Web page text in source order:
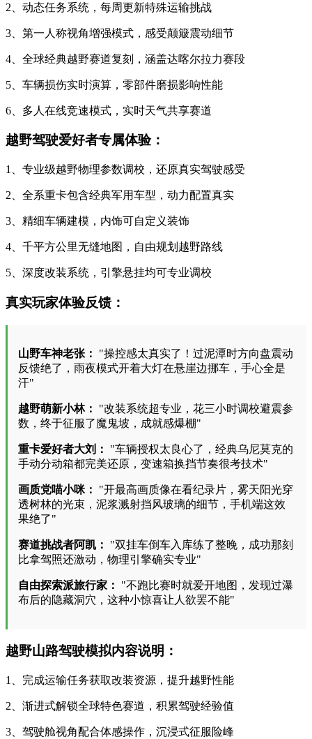
2、动态任务系统，每周更新特殊运输挑战
3、第一人称视角增强模式，感受颠簸震动细节
4、全球经典越野赛道复刻，涵盖达喀尔拉力赛段
5、车辆损伤实时演算，零部件磨损影响性能
6、多人在线竞速模式，实时天气共享赛道
越野驾驶爱好者专属体验：
1、专业级越野物理参数调校，还原真实驾驶感受
2、全系重卡包含经典军用车型，动力配置真实
3、精细车辆建模，内饰可自定义装饰
4、千平方公里无缝地图，自由规划越野路线
5、深度改装系统，引擎悬挂均可专业调校
真实玩家体验反馈：
山野车神老张：
"操控感太真实了！过泥潭时方向盘震动
反馈绝了，雨夜模式开着大灯在悬崖边挪车，手心全是
汗"
越野萌新小林：
"改装系统超专业，花三小时调校避震参
数，终于征服了魔鬼坡，成就感爆棚"
重卡爱好者大刘：
"车辆授权太良心了，经典乌尼莫克的
手动分动箱都完美还原，变速箱换挡节奏很考技术"
画质党喵小咪：
"开最高画质像在看纪录片，雾天阳光穿
透树林的光束，泥浆溅射挡风玻璃的细节，手机端这效
果绝了"
赛道挑战者阿凯：
"双挂车倒车入库练了整晚，成功那刻
比拿驾照还激动，物理引擎确实专业"
自由探索派旅行家：
"不跑比赛时就爱开地图，发现过瀑
布后的隐藏洞穴，这种小惊喜让人欲罢不能"
越野山路驾驶模拟内容说明：
1、完成运输任务获取改装资源，提升越野性能
2、渐进式解锁全球特色赛道，积累驾驶经验值
3、驾驶舱视角配合体感操作，沉浸式征服险峰